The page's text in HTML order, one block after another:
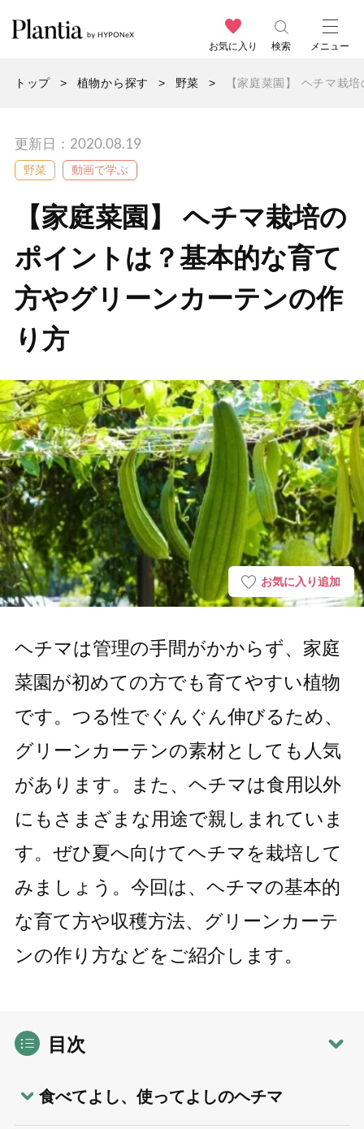
お気に入り 検索 メニュー
トップ 植物から探す 野菜 【家庭菜園】 ヘチマ栽
更新日：2020.08.19
野菜 動画で学ぶ
【家庭菜園】 ヘチマ栽培の
ポイントは？基本的な育て
方やグリーンカーテンの作
り方
お気に入り追加
ヘチマは管理の手間がかからず、家庭
菜園が初めての方でも育てやすい植物
です。つる性でぐんぐん伸びるため、
グリーンカーテンの素材としても人気
があります。また、ヘチマは食用以外
にもさまざまな用途で親しまれていま
す。ぜひ夏へ向けてヘチマを栽培して
みましょう。今回は、ヘチマの基本的
な育て方や収穫方法、グリーンカーテ
ンの作り方などをご紹介します。
目次
食べてよし、使ってよしのヘチマ